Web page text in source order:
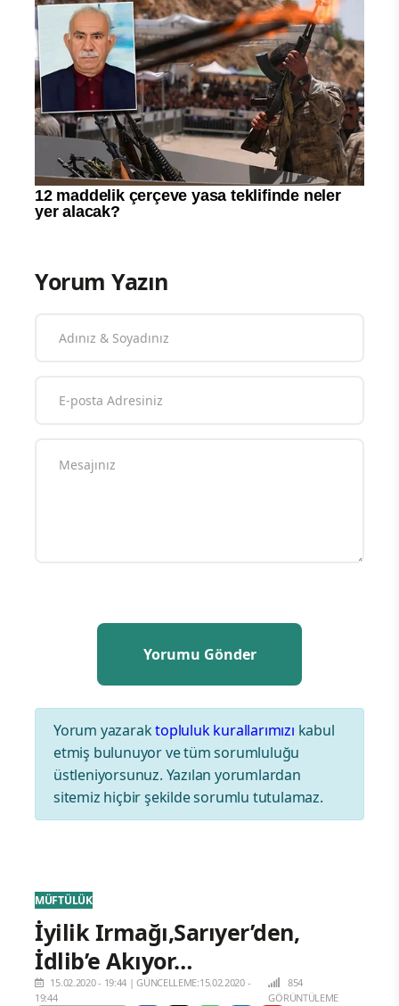
Yorum Yazın
Yorum yazaraktopluluk kurallarımızı kabul
etmiş bulunuyor ve tüm sorumluluğu
üstleniyorsunuz. Yazılan yorumlardan
sitemiz hiçbir şekilde sorumlu tutulamaz.
MÜFTÜLÜK
İyilik Irmağı,Sarıyer’den,
İdlib’e Akıyor…
15.02.2020 - 19:44 |GÜNCELLEME:15.02.2020 -
19:44
854
GÖRÜNTÜLEME